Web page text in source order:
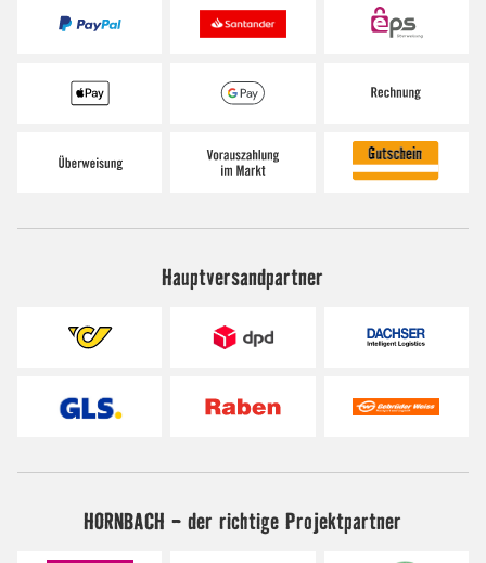
Hauptversandpartner
HORNBACH - der richtige Projektpartner